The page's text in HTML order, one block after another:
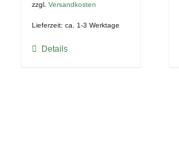
zzgl. Versandkosten
Lieferzeit: ca. 1-3 Werktage
Details